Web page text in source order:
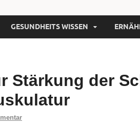
GESUNDHEITS WISSEN
Stärkung der